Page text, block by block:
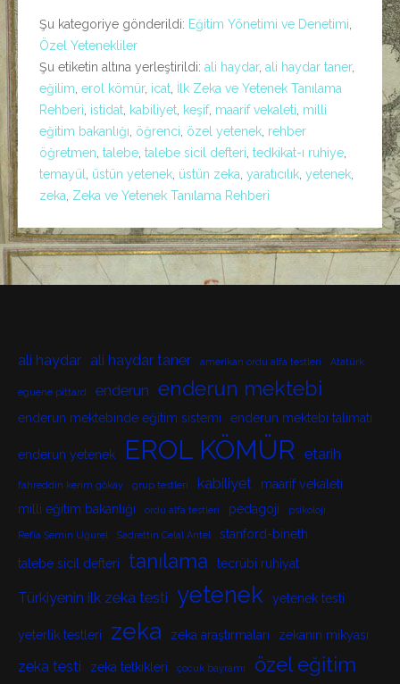
Şu kategoriye gönderildi: Eğitim Yönetimi ve Denetimi
Özel Yetenekliler
Şu etiketin altına yerleştirildi: ali haydar, ali haydar taner,
eğilim erol kömür, icat İlk Zeka ve Yetenek Tanılama
Rehberi istidat kabiliyet keşif, maarif vekaleti milli
eğitim bakanlığı öğrenci özel yetenek rehber
öğretmen talebe talebe sicil defteri tedkikat-ı ruhiye
temayül
üstün yetenek üstün zeka yaratıcılık yetenek
zeka Zeka ve Yetenek Tanılama Rehberi
ali haydar ali haydar taner amerikan ordu alfa testleri Atatürk
eguene pittard enderun enderun mektebi
enderun mektebinde eğitim sistemi enderun mektebi talimatı
enderun yetenek EROL KÖMÜR etarih
fahreddin kerim gökay grup testleri kabiliyet
maarif vekaleti
milli eğitim bakanlığı
ordu alfa testleri pedagoji psikoloji
Refia Şemin Uğurel Sadrettin Celal Antel stanford-bineth
talebe sicil defteri tanılama tecrübi ruhiyat
Türkiyenin ilk zeka testi yetenek yetenek testi
yeterlik testleri zeka zeka araştırmaları zekanın mikyası
zeka testi zeka tetkikleri çocuk bayramı özel eğitim